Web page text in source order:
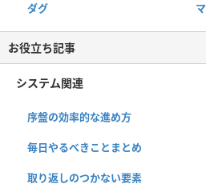
ダグ
お役立ち記事
システム関連
序盤の効率的な進め方
毎日やるべきことまとめ
取り返しのつかない要素